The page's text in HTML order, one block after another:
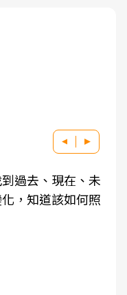
過去、現在、未
，知道該如何照